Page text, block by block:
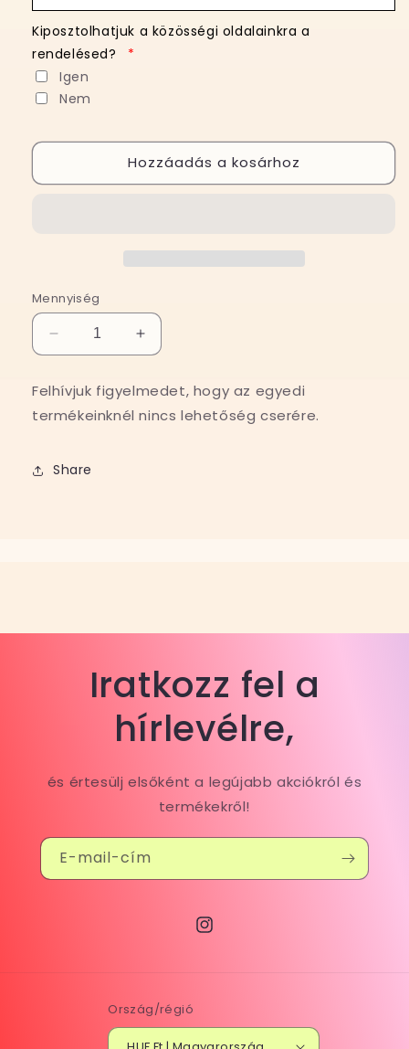
Kiposztolhatjuk a közösségi oldalainkra a
rendelésed?
*
Igen
Nem
Hozzáadás a kosárhoz
Mennyiség
Egyedi
zenés
több
színben
Egyedi
zenés
több
színben
Felhívjuk figyelmedet, hogy az egyedi
termékeinknél nincs lehetőség cserére.
Share
Iratkozz fel a
hírlevélre,
és értesülj elsőként a legújabb akciókról és
termékekről!
E-mail-cím
Instagram
Ország/régió